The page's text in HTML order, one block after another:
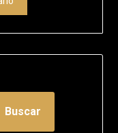
Buscar